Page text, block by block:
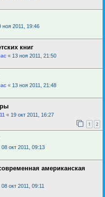
ноя 2011, 19:46
книг
« 13 ноя 2011, 21:50
« 13 ноя 2011, 21:48
« 19 окт 2011, 16:27
1 2
08 окт 2011, 09:13
американская
08 окт 2011, 09:11